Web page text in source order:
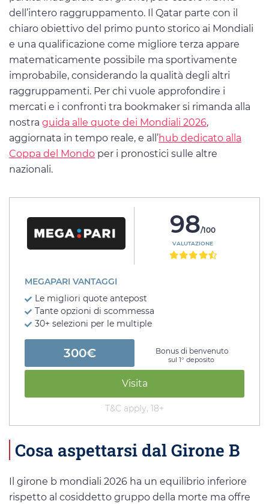
dell’intero raggruppamento. Il Qatar parte con il
chiaro obiettivo del primo punto storico ai Mondiali
e una qualificazione come migliore terza appare
matematicamente possibile ma sportivamente
improbabile, considerando la qualità degli altri
raggruppamenti. Per chi vuole approfondire i
mercati e i confronti tra bookmaker si rimanda alla
nostra guida alle quote dei Mondiali 2026,
aggiornata in tempo reale, e all’hub dedicato alla
Coppa del Mondo per i pronostici sulle altre
nazionali.
98/100
VALUTAZIONE
MEGAPARI VANTAGGI
Le migliori quote antepost
Tante opzioni di scommessa
30+ selezioni per le multiple
300€ Bonus di benvenuto
sul 1° deposito
Visita
T&C apply, 18+
Cosa aspettarsi dal Girone B
Il girone b mondiali 2026 ha un equilibrio inferiore
rispetto al cosiddetto gruppo della morte ma offre